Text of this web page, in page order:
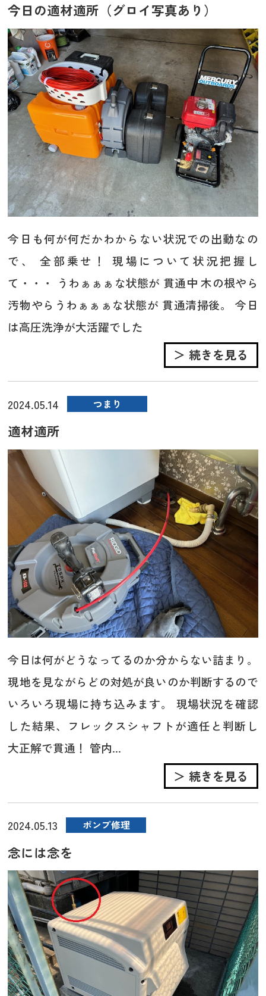
今日の適材適所（グロイ写真あり）
今日も何が何だかわからない状況での出動なの
で、 全部乗せ！ 現場について状況把握し
て・・・ うわぁぁぁな状態が 貫通中 木の根やら
汚物やらうわぁぁぁな状態が 貫通清掃後。 今日
は高圧洗浄が大活躍でした
＞ 続きを見る
2024.05.14 つまり
適材適所
今日は何がどうなってるのか分からない詰まり。
現地を見ながらどの対処が良いのか判断するので
いろいろ現場に持ち込みます。 現場状況を確認
した結果、フレックスシャフトが適任と判断し
大正解で貫通！ 管内...
＞ 続きを見る
2024.05.13 ポンプ修理
念には念を